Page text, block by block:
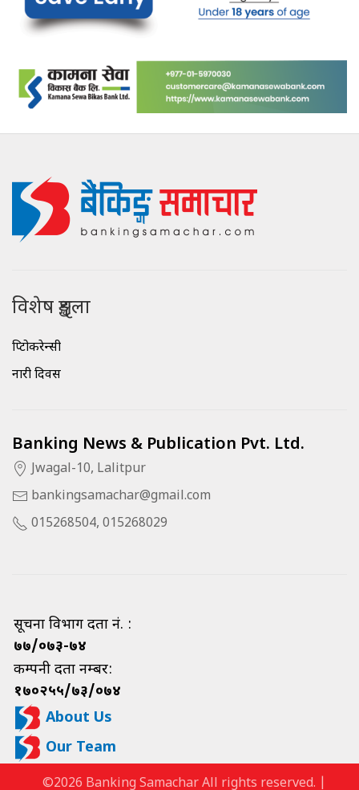
विशेष शृङ्खला
क्रिप्टोकरेन्सी
नारी दिवस
Banking News & Publication Pvt. Ltd.
Jwagal-10, Lalitpur
bankingsamachar@gmail.com
015268504, 015268029
सूचना विभाग दर्ता नं. :
७७/०७३-७४
कम्पनी दर्ता नम्बर:
१७०२५५/७३/०७४
About Us
Our Team
©2026 Banking Samachar All rights reserved. |